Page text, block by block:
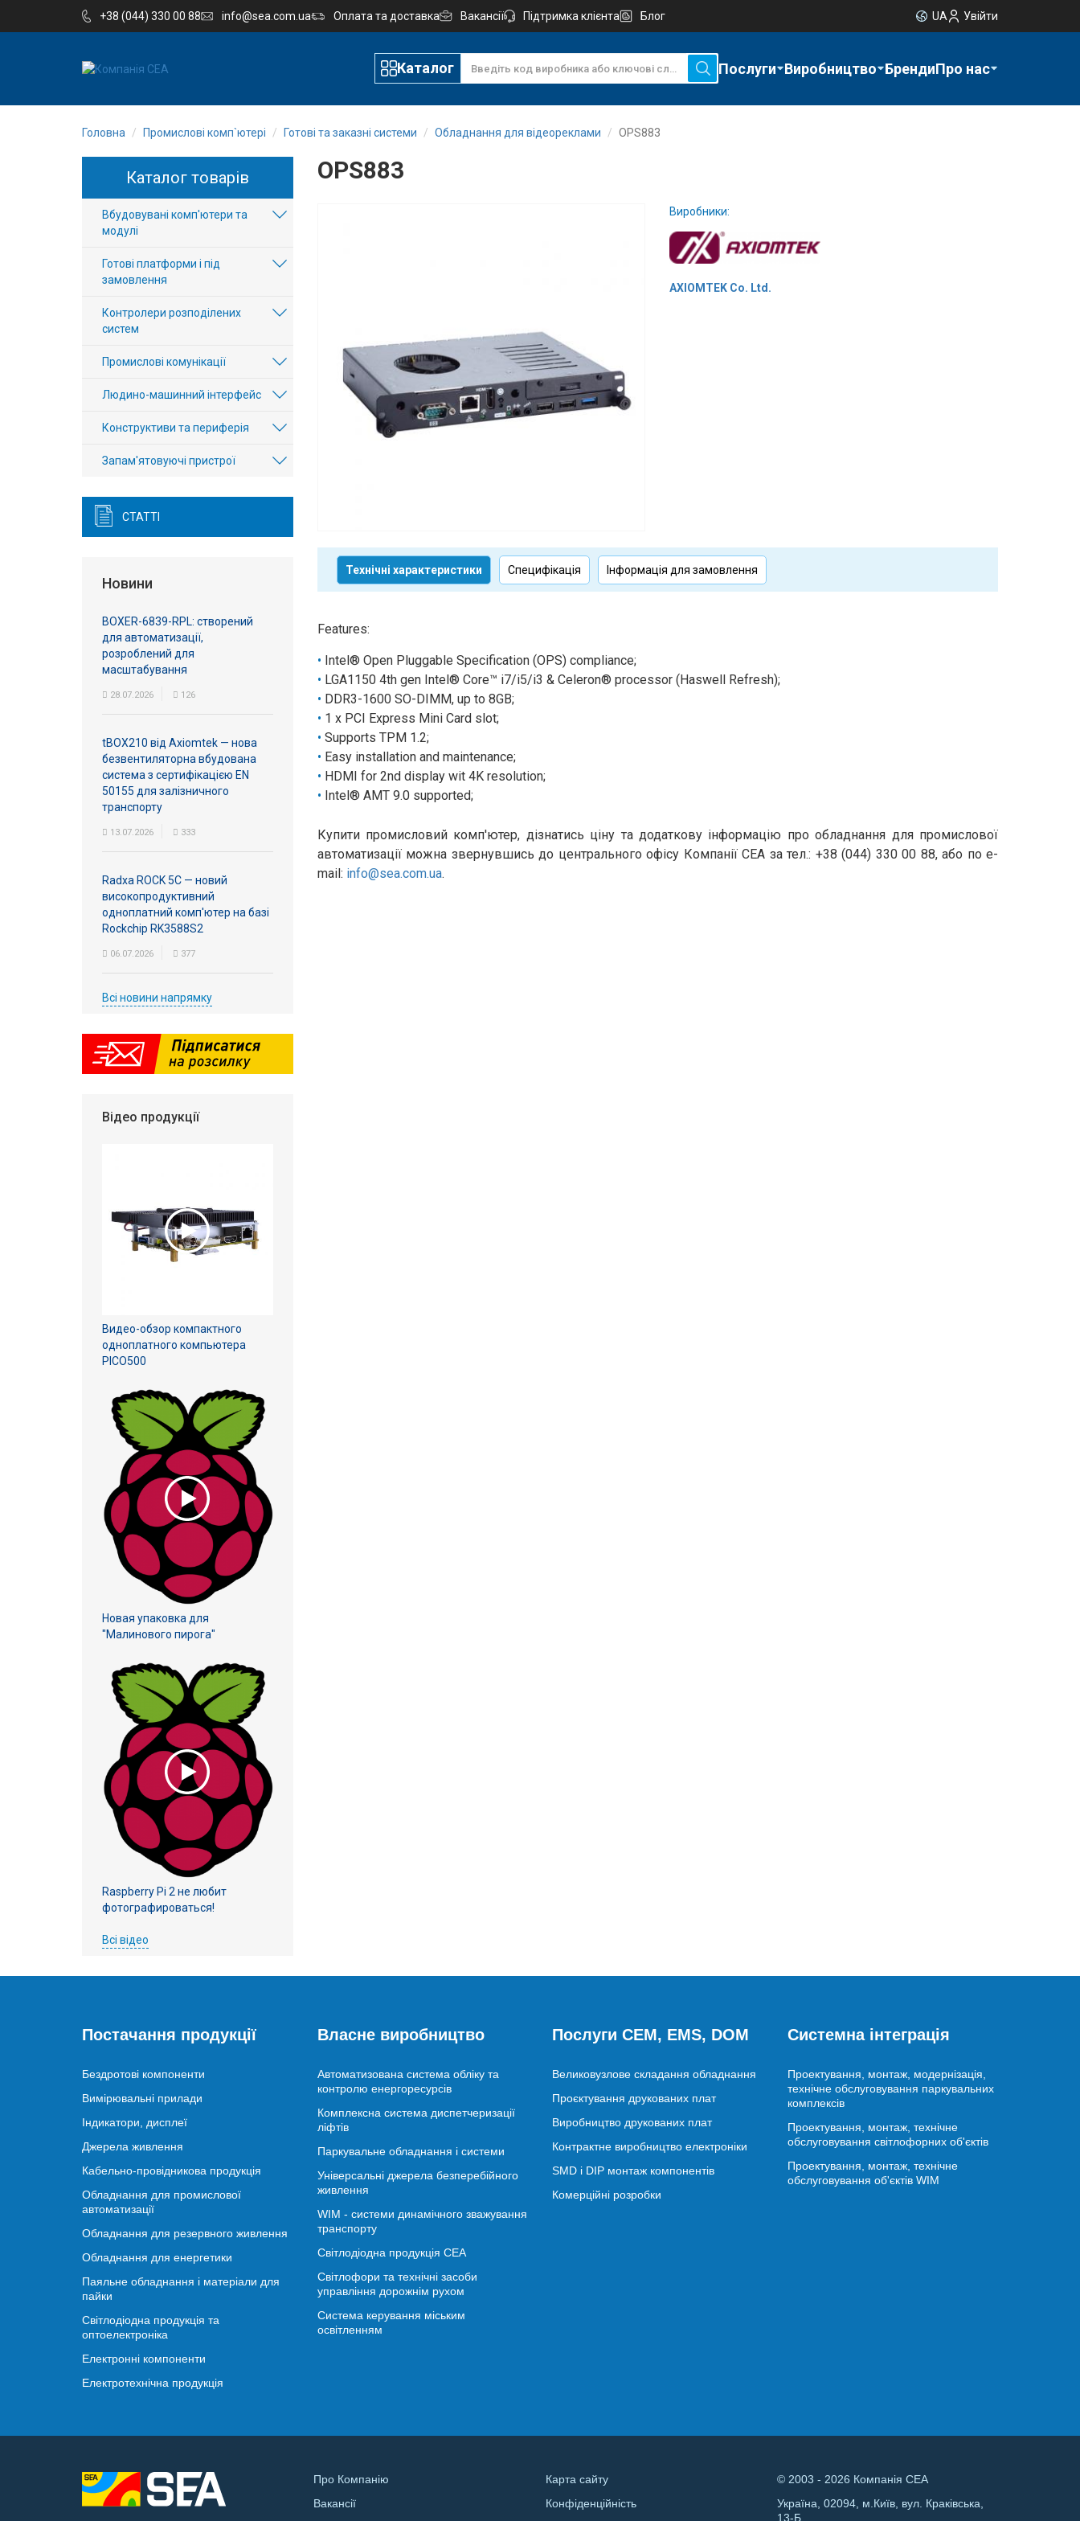
+38 (044) 330 00 88 info@sea.com.ua Оплата та доставка Вакансії Підтримка клієнта Блог UA Увійти
Каталог Послуги Виробництво БрендиПро нас
Компанія
Виробництво
Послуги
авторизація
Доставка
Підтримка
Головна Промислові комп`ютері Готові та заказні системи Обладнання для відеореклами OPS883
OPS883
Виробники:
AXIOMTEK Co. Ltd.
Технічні характеристики Специфікація Інформація для замовлення
Features:
Intel® Open Pluggable Specification (OPS) compliance;
LGA1150 4th gen Intel® Core™ i7/i5/i3 & Celeron® processor (Haswell Refresh);
DDR3-1600 SO-DIMM, up to 8GB;
1 х PCI Express Mini Card slot;
Supports TPM 1.2;
Easy installation and maintenance;
HDMI for 2nd display wit 4K resolution;
Intel® AMT 9.0 supported;
Купити промисловий комп'ютер, дізнатись ціну та додаткову інформацію про обладнання для промислової
автоматизації можна звернувшись до центрального офісу Компанії СЕА за тел.: +38 (044) 330 00 88, або по e-
mail: info@sea.com.ua.
Каталог товарів
Вбудовувані комп'ютери та
модулі
Готові платформи і під
замовлення
Контролери розподілених
систем
Промислові комунікації
Людино-машинний інтерфейс
Конструктиви та периферія
Запам'ятовуючі пристрої
СТАТТІ
Новини
BOXER-6839-RPL: створений
для автоматизації,
розроблений для
масштабування
28.07.2026 126
tBOX210 від Axiomtek — нова
безвентиляторна вбудована
система з сертифікацією EN
50155 для залізничного
транспорту
13.07.2026 333
Radxa ROCK 5C — новий
високопродуктивний
одноплатний комп'ютер на базі
Rockchip RK3588S2
06.07.2026 377
Всі новини напрямку
Відео продукції
Видео-обзор компактного
одноплатного компьютера
PICO500
Новая упаковка для
"Малинового пирога"
Raspberry Pi 2 не любит
фотографироваться!
Всі відео
Постачання продукції
Бездротові компоненти
Вимірювальні прилади
Індикатори, дисплеї
Джерела живлення
Кабельно-провідникова продукція
Обладнання для промислової
автоматизації
Обладнання для резервного живлення
Обладнання для енергетики
Паяльне обладнання і матеріали для
пайки
Світлодіодна продукція та
оптоелектроніка
Електронні компоненти
Електротехнічна продукція
Власне виробництво
Автоматизована система обліку та
контролю енергоресурсів
Комплексна система диспетчеризації
ліфтів
Паркувальне обладнання і системи
Універсальні джерела безперебійного
живлення
WIM - системи динамічного зважування
транспорту
Світлодіодна продукція СЕА
Світлофори та технічні засоби
управління дорожнім рухом
Система керування міським
освітленням
Послуги CEM, EMS, DOM
Великовузлове складання обладнання
Проєктування друкованих плат
Виробництво друкованих плат
Контрактне виробництво електроніки
SMD і DIP монтаж компонентів
Комерційні розробки
Системна інтеграція
Проектування, монтаж, модернізація,
технічне обслуговування паркувальних
комплексів
Проектування, монтаж, технічне
обслуговування світлофорних об'єктів
Проектування, монтаж, технічне
обслуговування об'єктів WIM
Про Компанію
Вакансії
Карта сайту
Конфіденційність
© 2003 - 2026 Компанія СЕА
Україна, 02094, м.Київ, вул. Краківська,
13-Б